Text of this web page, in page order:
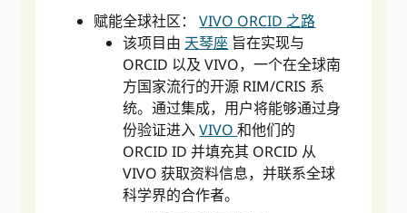
赋能全球社区：VIVO ORCID 之路
该项目由 天琴座 旨在实现与
ORCID 以及 VIVO，一个在全球南
方国家流行的开源 RIM/CRIS 系
统。通过集成，用户将能够通过身
份验证进入VIVO和他们的
ORCID ID 并填充其 ORCID 从
VIVO 获取资料信息，并联系全球
科学界的合作者。